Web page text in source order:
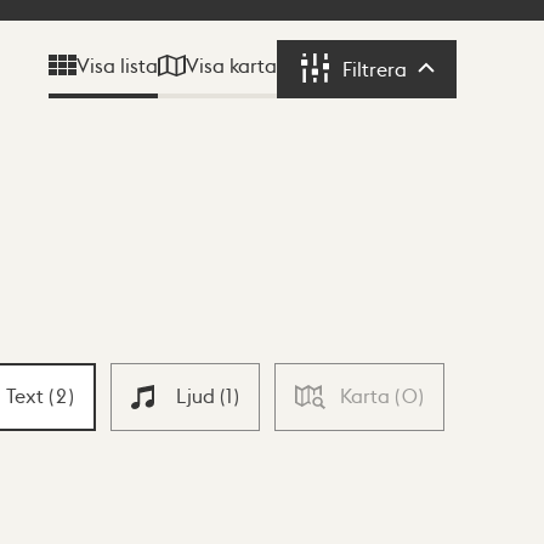
Visa lista Visa karta Filtrera Filtrera
Text (2) Ljud (1) Karta (0)